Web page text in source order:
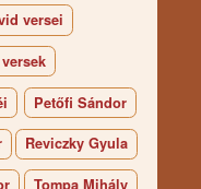
versei
Petőfi Sándor
Reviczky Gyula
Tompa Mihály